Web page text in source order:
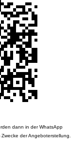
dann in der WhatsApp
der Angeboterstellung.